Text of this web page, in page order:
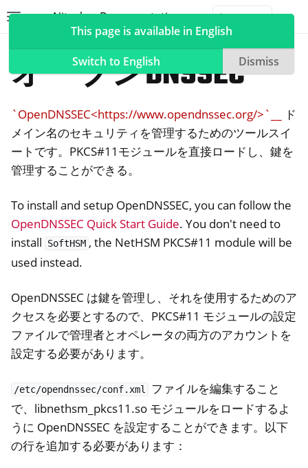
Nitrokey Documentation
navigation of Nitrokeys
navigation of NitroPad, NitroPC
navigation of ニトロフォン、ニトロタブレット
navigation of NextBox
navigation of NetHSM
オープンDNSSEC
`OpenDNSSEC<https://www.opendnssec.org/>`__
ド
メイン名のセキュリティを管理するためのツールスイ
ートです。PKCS#11モジュールを直接ロードし、鍵を
管理することができる。
To install and setup OpenDNSSEC, you can follow the
OpenDNSSEC Quick Start Guide. You don't need to
install
SoftHSM , the NetHSM PKCS#11 module will be
used instead.
OpenDNSSEC は鍵を管理し、それを使用するためのア
クセスを必要とするので、PKCS#11 モジュールの設定
ファイルで管理者とオペレータの両方のアカウントを
設定する必要があります。
/etc/opendnssec/conf.xml
ファイルを編集すること
で、libnethsm_pkcs11.so モジュールをロードするよ
うに OpenDNSSEC を設定することができます。以下
の行を追加する必要があります：
This page is available in English
Switch to English
Dismiss